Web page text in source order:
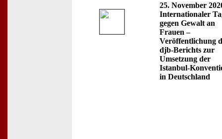
25. November
Internationaler
gegen Gewalt an
Frauen –
Veröffentlichung
djb-Berichts zur
Umsetzung der
Istanbul-
in Deutschland